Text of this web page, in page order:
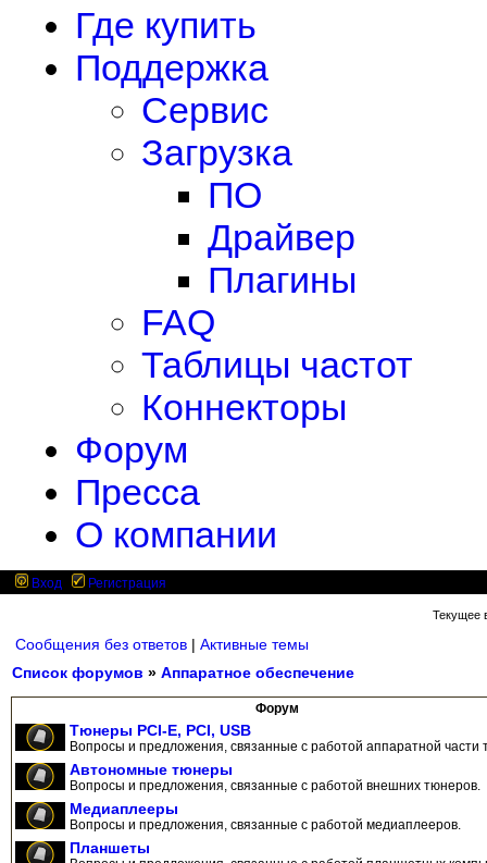
Где купить
Поддержка
Сервис
Загрузка
ПО
Драйвер
Плагины
FAQ
Таблицы частот
Коннекторы
Форум
Пресса
О компании
Вход Регистрация
Текущее
Сообщения без ответов | Активные темы
Список форумов » Аппаратное обеспечение
Форум
Тюнеры PCI-E, PCI, USB
Вопросы и предложения, связанные с работой аппаратной части
Автономные тюнеры
Вопросы и предложения, связанные с работой внешних тюнеров.
Медиаплееры
Вопросы и предложения, связанные с работой медиаплееров.
Планшеты